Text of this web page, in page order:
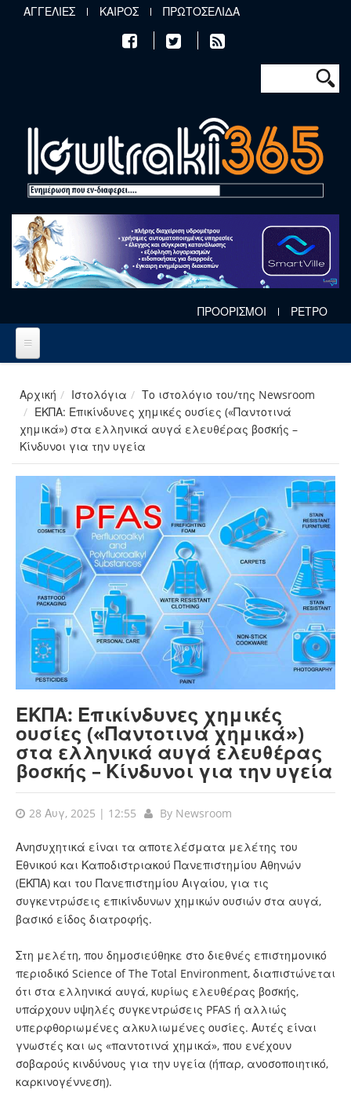
Παράκαμψη προς το κυρίως περιεχόμενο
ΑΓΓΕΛΙΕΣ ΚΑΙΡΟΣ ΠΡΩΤΟΣΕΛΙΔΑ
Φόρμα
Αναζήτηση
ΠΡΟΟΡΙΣΜΟΙ ΡΕΤΡΟ
Αρχική Ιστολόγια
Το ιστολόγιο του/της Newsroom
ΕΚΠΑ: Επικίνδυνες χημικές ουσίες («Παντοτινά
χημικά») στα ελληνικά αυγά ελευθέρας βοσκής –
Κίνδυνοι για την υγεία
ΕΚΠΑ: Επικίνδυνες χημικές
ουσίες («Παντοτινά χημικά»)
στα ελληνικά αυγά ελευθέρας
βοσκής – Κίνδυνοι για την υγεία
28 Αυγ, 2025 | 12:55 By Newsroom
Ανησυχητικά είναι τα αποτελέσματα μελέτης του
Εθνικού και Καποδιστριακού Πανεπιστημίου Αθηνών
(ΕΚΠΑ) και του Πανεπιστημίου Αιγαίου, για τις
συγκεντρώσεις επικίνδυνων χημικών ουσιών στα αυγά,
βασικό είδος διατροφής.
Στη μελέτη, που δημοσιεύθηκε στο διεθνές επιστημονικό
περιοδικό Science of The Total Environment, διαπιστώνεται
ότι στα ελληνικά αυγά, κυρίως ελευθέρας βοσκής,
υπάρχουν υψηλές συγκεντρώσεις PFAS ή αλλιώς
υπερφθοριωμένες αλκυλιωμένες ουσίες. Αυτές είναι
γνωστές και ως «παντοτινά χημικά», που ενέχουν
σοβαρούς κινδύνους για την υγεία (ήπαρ, ανοσοποιητικό,
καρκινογέννεση).